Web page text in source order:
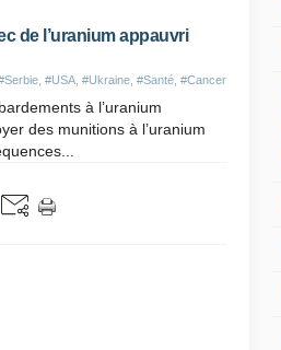
de l’uranium appauvri
#USA #Ukraine #Santé #Cancer
à l’uranium
des munitions à l’uranium